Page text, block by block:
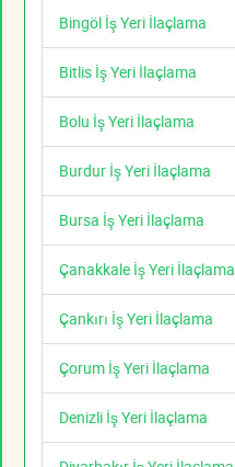
Bingöl İş Yeri İlaçlama
Bitlis İş Yeri İlaçlama
Bolu İş Yeri İlaçlama
Burdur İş Yeri İlaçlama
Bursa İş Yeri İlaçlama
Çanakkale İş Yeri İlaçlama
Çankırı İş Yeri İlaçlama
Çorum İş Yeri İlaçlama
Denizli İş Yeri İlaçlama